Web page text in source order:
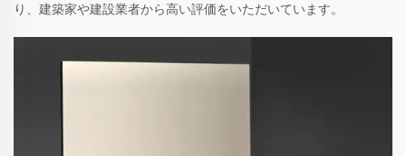
り、建築家や建設業者から高い評価をいただいています。